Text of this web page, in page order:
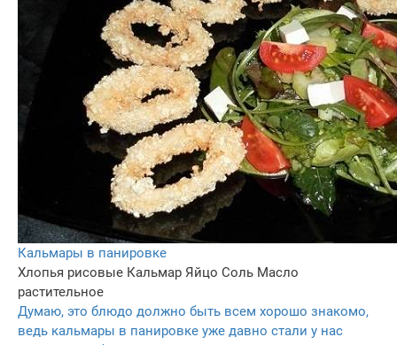
Кальмары в панировке
Хлопья рисовые Кальмар Яйцо Соль Масло
растительное
Думаю, это блюдо должно быть всем хорошо знакомо,
ведь кальмары в панировке уже давно стали у нас